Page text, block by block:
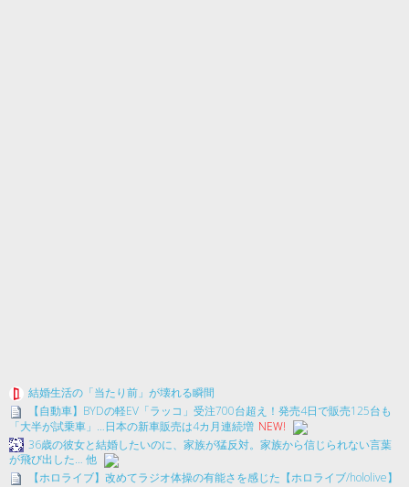
結婚生活の「当たり前」が壊れる瞬間
【自動車】BYDの軽EV「ラッコ」受注700台超え！発売4日で販売125台も
「大半が試乗車」…日本の新車販売は4カ月連続増 NEW!
36歳の彼女と結婚したいのに、家族が猛反対。家族から信じられない言葉
が飛び出した… 他
【ホロライブ】改めてラジオ体操の有能さを感じた【ホロライブ/hololive】